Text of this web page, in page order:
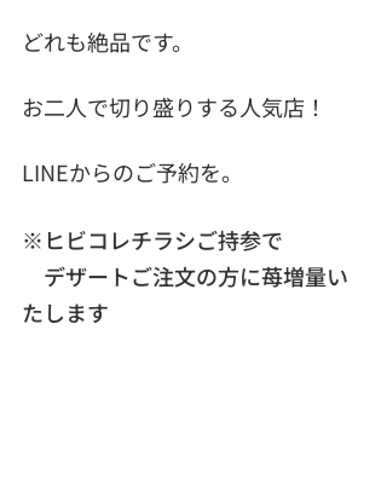
どれも絶品です。
お二人で切り盛りする人気店！
LINEからのご予約を。
※ヒビコレチラシご持参で
デザートご注文の方に苺増量い
たします